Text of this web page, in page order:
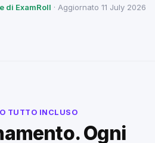
di ExamRoll · Aggiornato 11 July 2026
TUTTO INCLUSO
Ogni